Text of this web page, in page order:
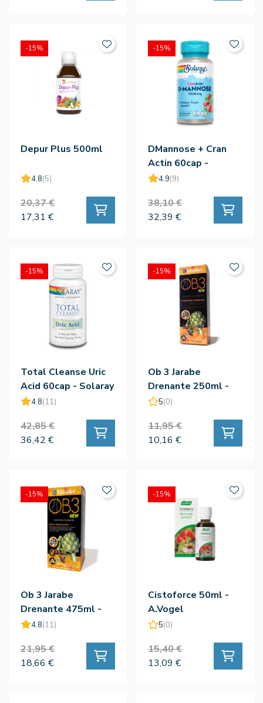
Depur Plus 500ml
4.8(5)
20,37 €
17,31 €
-15%
DMannose + Cran
Actin 60cap -
Solaray
4.9(9)
38,10 €
32,39 €
-15%
Total Cleanse Uric
Acid 60cap - Solaray
4.8(11)
42,85 €
36,42 €
-15%
Ob 3 Jarabe
Drenante 250ml -
Ynsadiet
5(0)
11,95 €
10,16 €
-15%
Ob 3 Jarabe
Drenante 475ml -
Ynsadiet
4.8(11)
21,95 €
18,66 €
-15%
Cistoforce 50ml -
A.Vogel
5(0)
15,40 €
13,09 €
-15%